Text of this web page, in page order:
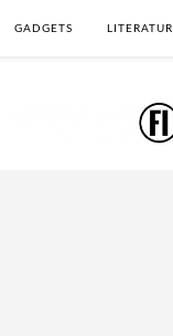
GADGETS LITERATUR